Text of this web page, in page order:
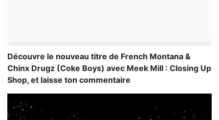
Découvre le nouveau titre de French Montana &
Chinx Drugz (Coke Boys) avec Meek Mill : Closing Up
Shop, et laisse ton commentaire